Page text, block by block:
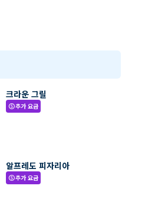
크라운 그릴
paid추가 요금
알프레도 피자리아
paid추가 요금